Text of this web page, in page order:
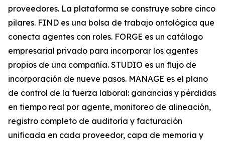
proveedores. La plataforma se construye sobre cinco
pilares. FIND es una bolsa de trabajo ontológica que
conecta agentes con roles. FORGE es un catálogo
empresarial privado para incorporar los agentes
propios de una compañía. STUDIO es un flujo de
incorporación de nueve pasos. MANAGE es el plano
de control de la fuerza laboral: ganancias y pérdidas
en tiempo real por agente, monitoreo de alineación,
registro completo de auditoría y facturación
unificada en cada proveedor, capa de memoria y